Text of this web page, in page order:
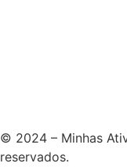
© 2024 – Minhas
reservados.